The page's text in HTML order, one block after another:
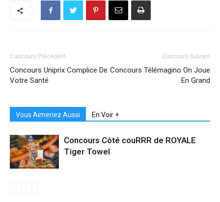
Concours Précédent
Concours Uniprix Complice De
Votre Santé
Concours Suivant
Concours Télémagino On Joue
En Grand
Vous Aimeriez Aussi En Voir +
Concours Côté couRRR de ROYALE
Tiger Towel